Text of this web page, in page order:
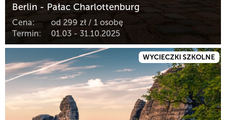
Berlin - Pałac Charlottenburg
Cena:
od 299 zł / 1 osobę
Termin:
01.03 - 31.10.2025
WYCIECZKI SZKOLNE